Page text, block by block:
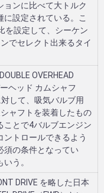
ョンに比べて大トルク
設定されている。こ
を設定して、シーケン
でセレクト出来るタイ
OVERHEAD
ヘッド カムシャフ
して、吸気バルブ用
ャフトを装着したもの
ことで4バルブエンジン
トロールできるよう
須の条件となってい
う。
DRIVE を略した日本